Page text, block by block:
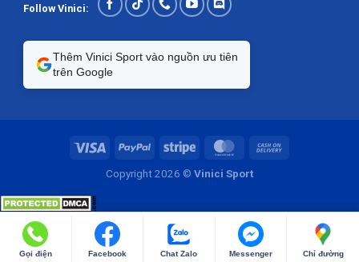
Follow Vinici:
Thêm Vinici Sport vào nguồn ưu tiên
trên Google
Copyright 2026 © Vinici Sport
Gọi điện Facebook Chat Zalo Messenger Chỉ đường